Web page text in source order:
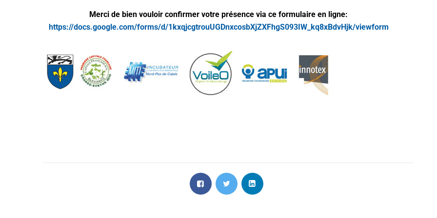
Merci de bien vouloir confirmer votre présence via ce formulaire en ligne:
https://docs.google.com/forms/d/1kxqjcgtrouUGDnxcosbXjZXFhgS093IW_kq8xBdvHjk/viewform